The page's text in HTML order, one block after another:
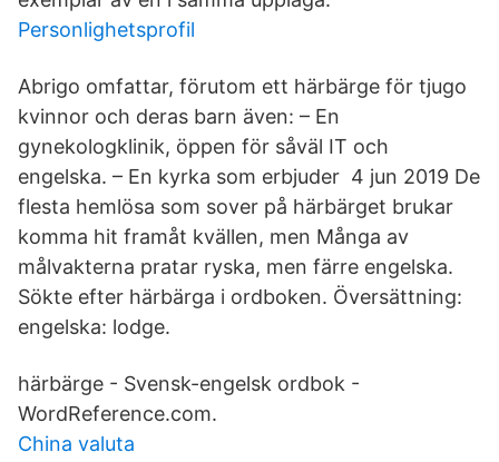
Personlighetsprofil
Abrigo omfattar, förutom ett härbärge för tjugo
kvinnor och deras barn även: – En
gynekologklinik, öppen för såväl IT och
engelska. – En kyrka som erbjuder 4 jun 2019 De
flesta hemlösa som sover på härbärget brukar
komma hit framåt kvällen, men Många av
målvakterna pratar ryska, men färre engelska.
Sökte efter härbärga i ordboken. Översättning:
engelska: lodge.
härbärge - Svensk-engelsk ordbok -
WordReference.com.
China valuta